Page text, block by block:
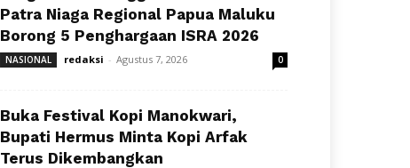
Patra Niaga Regional Papua Maluku
Borong 5 Penghargaan ISRA 2026
NASIONAL redaksi - Agustus 7, 2026 0
Buka Festival Kopi Manokwari,
Bupati Hermus Minta Kopi Arfak
Terus Dikembangkan